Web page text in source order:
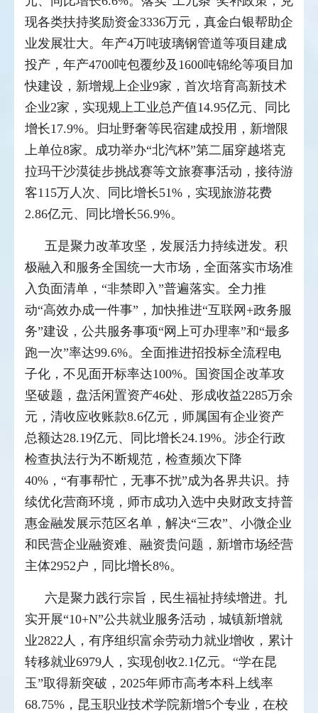
现各类扶持奖励资金3336万元，真金白银帮助企
业发展壮大。年产4万吨玻璃钢管道等项目建成
投产，年产4700吨包覆纱及1600吨锦纶等项目加
快建设，新增规上企业9家，首次培育高新技术
企业2家，实现规上工业总产值14.95亿元、同比
增长17.9%。归址野奢等民宿建成投用，新增限
上单位8家。成功举办“北汽杯”第二届穿越塔克
拉玛干沙漠徒步挑战赛等文旅赛事活动，接待游
客115万人次、同比增长51%，实现旅游花费
2.86亿元、同比增长56.9%。
五是聚力改革攻坚，发展活力持续迸发。积
极融入和服务全国统一大市场，全面落实市场准
入负面清单，“非禁即入”普遍落实。全力推
动“高效办成一件事”，加快推进“互联网+政务服
务”建设，公共服务事项“网上可办理率”和“最多
跑一次”率达99.6%。全面推进招投标全流程电
子化，不见面开标率达100%。国资国企改革攻
坚破题，盘活闲置资产46处、形成收益2285万余
元，清收应收账款8.6亿元，师属国有企业资产
总额达28.19亿元、同比增长24.19%。涉企行政
检查执法行为不断规范，检查频次下降
40%，“有事帮忙，无事不扰”成为各界共识。持
续优化营商环境，师市成功入选中央财政支持普
惠金融发展示范区名单，解决“三农”、小微企业
和民营企业融资难、融资贵问题，新增市场经营
主体2952户，同比增长8%。
六是聚力践行宗旨，民生福祉持续增进。扎
实开展“10+N”公共就业服务活动，城镇新增就
业2822人，有序组织富余劳动力就业增收，累计
转移就业6979人，实现创收2.1亿元。“学在昆
玉”取得新突破，2025年师市高考本科上线率
68.75%，昆玉职业技术学院新增5个专业，在校